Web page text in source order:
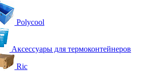
Polycool
Аксессуары для термоконтейнеров
Ric